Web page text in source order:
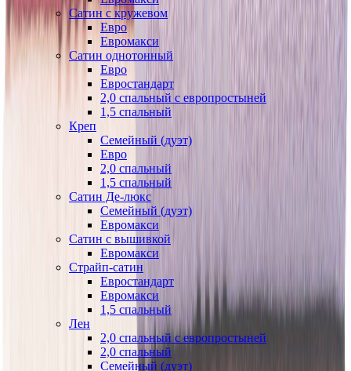
Сатин с кружевом
Евро
Евромакси
Сатин однотонный
Евро
Евростандарт
2,0 спальный с европростыней
1,5 спальный
Креп
Семейный (дуэт)
Евро
2,0 спальный
1,5 спальный
Сатин Де-люкс
Семейный (дуэт)
Евромакси
Сатин с вышивкой
Евромакси
Страйп-сатин
Евростандарт
Евромакси
1,5 спальный
Лен
2,0 спальный с европростыней
2,0 спальный
Семейный (дуэт)